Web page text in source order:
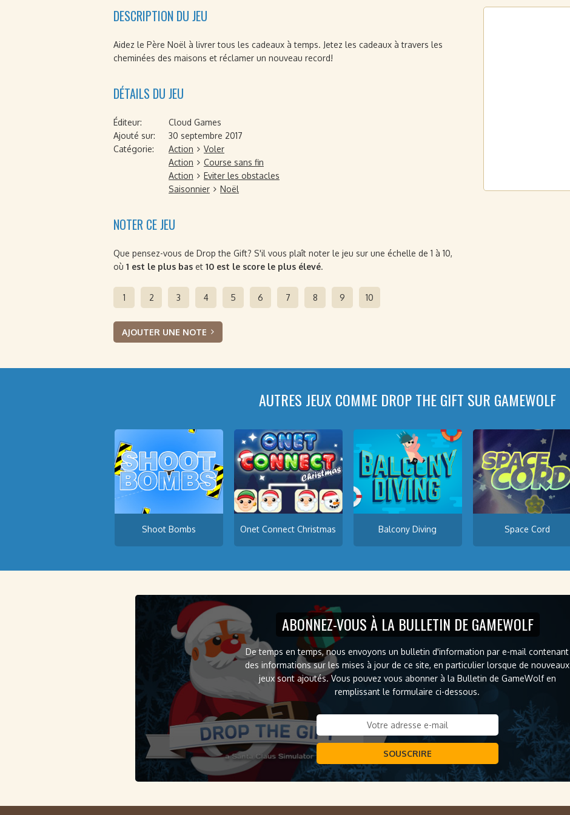
DESCRIPTION DU JEU
Aidez le Père Noël à livrer tous les cadeaux à temps. Jetez les cadeaux à travers les
cheminées des maisons et réclamer un nouveau record!
DÉTAILS DU JEU
Éditeur:
Cloud Games
Ajouté sur:
30 septembre 2017
Catégorie:
Action
Voler
Action
Course sans fin
Action
Eviter les obstacles
Saisonnier
Noël
NOTER CE JEU
Que pensez-vous de Drop the Gift? S'il vous plaît noter le jeu sur une échelle de 1 à 10,
où 1 est le plus bas et 10 est le score le plus élevé.
1 2 3 4 5 6 7 8 9 10
AJOUTER UNE NOTE
AUTRES JEUX COMME DROP THE GIFT SUR GAMEWOLF
Shoot Bombs Onet Connect Christmas Balcony Diving Space Cord
ABONNEZ-VOUS À LA BULLETIN DE GAMEWOLF
De temps en temps, nous envoyons un bulletin d'information par e-mail contenant
des informations sur les mises à jour de ce site, en particulier lorsque de nouveaux
jeux sont ajoutés. Vous pouvez vous abonner à la Bulletin de GameWolf en
remplissant le formulaire ci-dessous.
SOUSCRIRE